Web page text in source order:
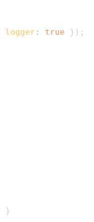
logger : true } ) ;
}